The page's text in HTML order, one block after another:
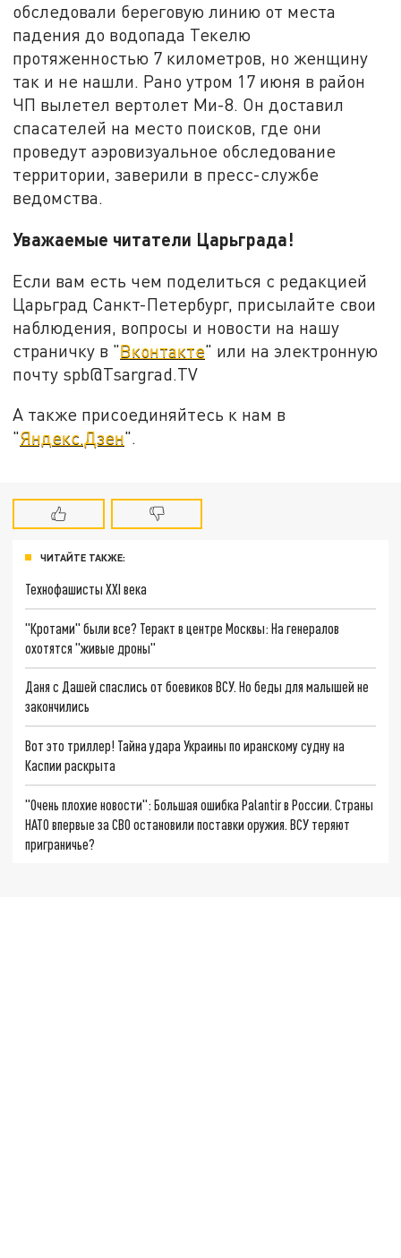
обследовали береговую линию от места
падения до водопада Текелю
протяженностью 7 километров, но женщину
так и не нашли. Рано утром 17 июня в район
ЧП вылетел вертолет Ми-8. Он доставил
спасателей на место поисков, где они
проведут аэровизуальное обследование
территории, заверили в пресс-службе
ведомства.
Уважаемые читатели Царьграда!
Если вам есть чем поделиться с редакцией
Царьград Санкт-Петербург, присылайте свои
наблюдения, вопросы и новости на нашу
страничку в "Вконтакте" или на электронную
почту spb@Tsargrad.TV
А также присоединяйтесь к нам в
"Яндекс.Дзен".
ЧИТАЙТЕ ТАКЖЕ:
Технофашисты XXI века
"Кротами" были все? Теракт в центре Москвы: На генералов
охотятся "живые дроны"
Даня с Дашей спаслись от боевиков ВСУ. Но беды для малышей не
закончились
Вот это триллер! Тайна удара Украины по иранскому судну на
Каспии раскрыта
"Очень плохие новости": Большая ошибка Palantir в России. Страны
НАТО впервые за СВО остановили поставки оружия. ВСУ теряют
приграничье?